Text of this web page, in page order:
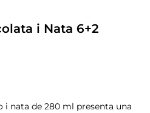
i Nata 6+2
nata de 280 ml presenta una